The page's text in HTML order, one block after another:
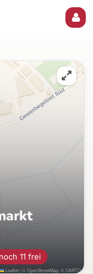
noch 11 frei
Leaflet|©OpenStreetMap , ©CARTO